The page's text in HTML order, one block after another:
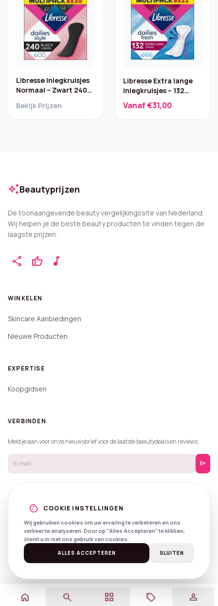
home search grid_view local_offer person
Libresse Inlegkruisjes
Normaal – Zwart 240
Bekijk Prijzen
Libresse Extra lange
inlegkruisjes – 132
stuks
Vanaf €31,00
auto_awesomeBeautyprijzen
De toonaangevende beauty vergelijkingssite van Nederland.
Wij helpen je de beste beauty producten te vinden tegen de
laagste prijzen.
share thumb_up music_note
WINKELEN
Skincare Aanbiedingen
Nieuwe Producten
EXPERTISE
Koopgidsen
VERBINDEN
Meld je aan voor onze nieuwsbrief voor de laatste beautydeals en reviews.
send
© 2026 Beautyprijzen.
Created with
byNXS Digital
SpotlightsPrivacyVoorwaarden
cookie COOKIE INSTELLINGEN
Wij gebruiken cookies om uw ervaring te verbeteren en ons
verkeer te analyseren. Door op "Alles Accepteren" te klikken,
stemt u in met ons gebruik van cookies.
ALLES ACCEPTEREN SLUITEN